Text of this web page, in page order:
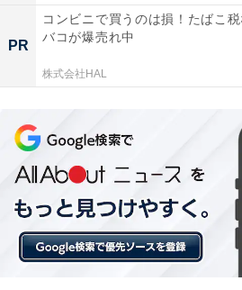
PR
コンビニで買うのは損！たばこ
バコが爆売れ中
株式会社HAL